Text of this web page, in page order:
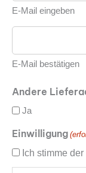
E-Mail eingeben
E-Mail bestätigen
Andere
Ja
Einwilligung
Ich stimme